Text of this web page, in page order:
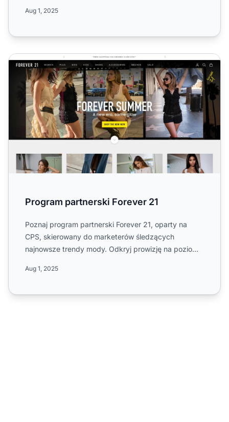
Aug 1, 2025
Program partnerski Forever 21
Program partnerski Forever 21
Poznaj program partnerski Forever 21, oparty na
CPS, skierowany do marketerów śledzących
najnowsze trendy mody. Odkryj prowizję na poziomie
Aug 1, 2025